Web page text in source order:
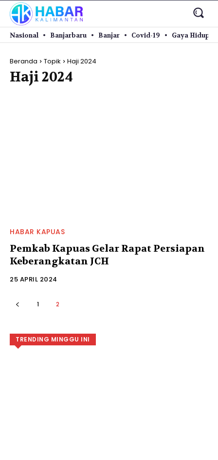
Nasional Banjarbaru Banjar Covid-19 Gaya Hidup
Beranda Topik Haji 2024
Haji 2024
HABAR KAPUAS
Pemkab Kapuas Gelar Rapat Persiapan
Keberangkatan JCH
25 APRIL 2024
1 2
TRENDING MINGGU INI